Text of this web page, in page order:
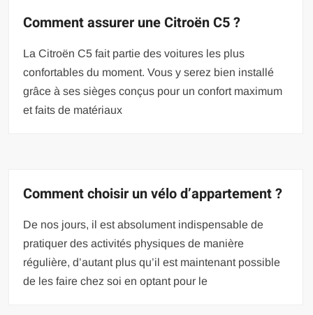
Comment assurer une Citroën C5 ?
La Citroën C5 fait partie des voitures les plus
confortables du moment. Vous y serez bien installé
grâce à ses sièges conçus pour un confort maximum
et faits de matériaux
Comment choisir un vélo d’appartement ?
De nos jours, il est absolument indispensable de
pratiquer des activités physiques de manière
régulière, d’autant plus qu’il est maintenant possible
de les faire chez soi en optant pour le